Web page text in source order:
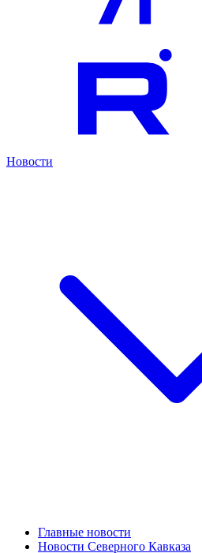
Новости
Главные новости
Новости Северного Кавказа